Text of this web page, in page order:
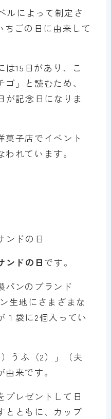
ルによって制定さ
ちごの日に由来して
は15日があり、こ
」と読むため、
が記念日になりま
菓子店でイベント
れています。
ンドの日 です。
パンのブランド
生地にさまざまな
１袋に2個入ってい
うふ（2）」（夫
来です。
プレゼントして日
とともに、カップ